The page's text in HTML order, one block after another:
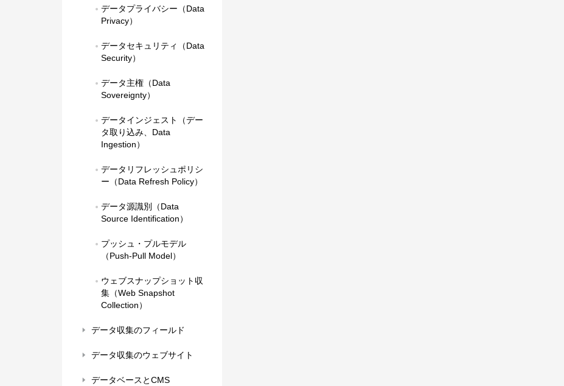
データプライバシー（Data
Privacy）
データセキュリティ（Data
Security）
データ主権（Data
Sovereignty）
データインジェスト（デー
タ取り込み、Data
Ingestion）
データリフレッシュポリシ
ー（Data Refresh Policy）
データ源識別（Data
Source Identification）
プッシュ・プルモデル
（Push-Pull Model）
ウェブスナップショット収
集（Web Snapshot
Collection）
データ収集のフィールド
データ収集のウェブサイト
データベースとCMS